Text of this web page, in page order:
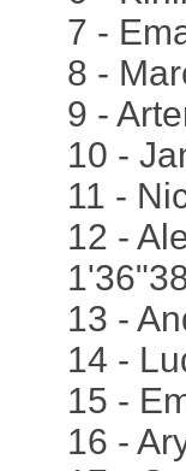
7 -
8 -
9 -
10 -
11 -
12 -
13 -
14 -
15 -
16 -